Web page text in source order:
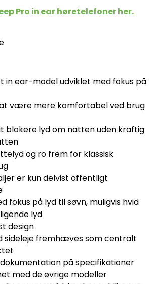
Pro in ear høretelefoner her.
in ear-model udviklet med fokus på
være mere komfortabel ved brug
blokere lyd om natten uden kraftig
og ro frem for klassisk
er kun delvist offentligt
fokus på lyd til søvn, muligvis hvid
lyd
design
sideleje fremhæves som centralt
på specifikationer
med de øvrige modeller